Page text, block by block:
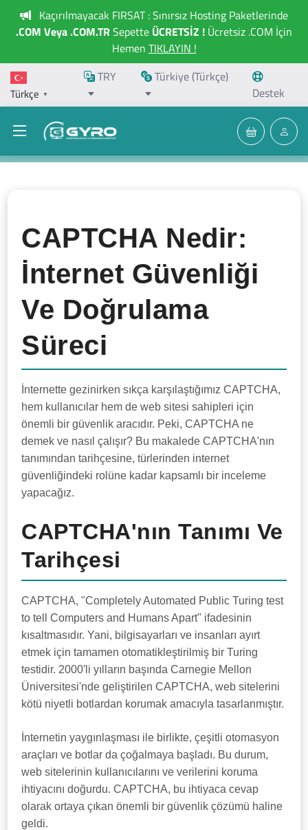
Kaçırılmayacak FIRSAT : Sınırsız Hosting Paketlerinde
.COM Veya .COM.TRSepette ÜCRETSİZ ! Ücretsiz .COM İçin
Hemen TIKLAYIN !
Türkçe ▼
TRY
Türkiye (Türkçe)
Destek
CAPTCHA Nedir:
İnternet Güvenliği
Ve Doğrulama
Süreci
İnternette gezinirken sıkça karşılaştığımız CAPTCHA,
hem kullanıcılar hem de web sitesi sahipleri için
önemli bir güvenlik aracıdır. Peki, CAPTCHA ne
demek ve nasıl çalışır? Bu makalede CAPTCHA'nın
tanımından tarihçesine, türlerinden internet
güvenliğindeki rolüne kadar kapsamlı bir inceleme
yapacağız.
CAPTCHA'nın Tanımı Ve
Tarihçesi
CAPTCHA, "Completely Automated Public Turing test
to tell Computers and Humans Apart" ifadesinin
kısaltmasıdır. Yani, bilgisayarları ve insanları ayırt
etmek için tamamen otomatikleştirilmiş bir Turing
testidir. 2000'li yılların başında Carnegie Mellon
Üniversitesi'nde geliştirilen CAPTCHA, web sitelerini
kötü niyetli botlardan korumak amacıyla tasarlanmıştır.
İnternetin yaygınlaşması ile birlikte, çeşitli otomasyon
araçları ve botlar da çoğalmaya başladı. Bu durum,
web sitelerinin kullanıcılarını ve verilerini koruma
ihtiyacını doğurdu. CAPTCHA, bu ihtiyaca cevap
olarak ortaya çıkan önemli bir güvenlik çözümü haline
geldi.